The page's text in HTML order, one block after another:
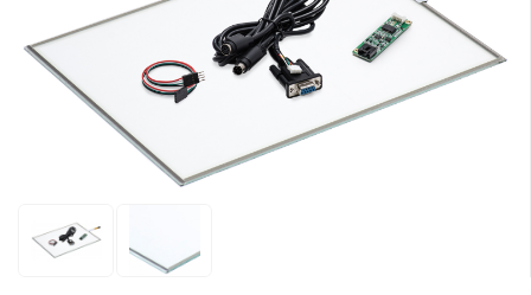
диагональю до 55
дюймов
Промышленные
мониторы для
жестового
управления
Промышленные